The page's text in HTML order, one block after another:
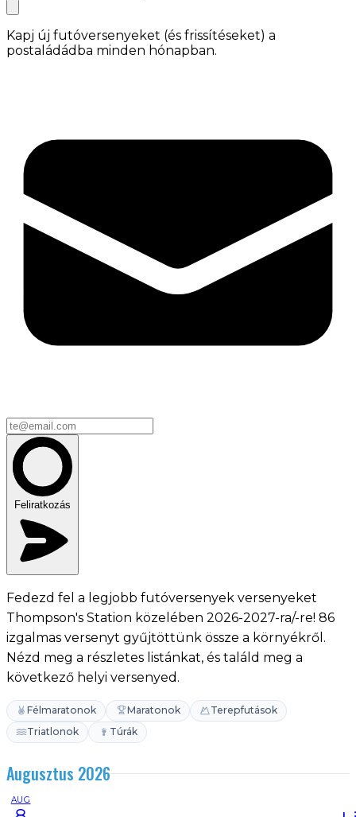
Kapj új futóversenyeket (és frissítéseket) a
postaládádba minden hónapban.
Feliratkozás
Fedezd fel a legjobb futóversenyek versenyeket
Thompson's Station közelében 2026-2027-ra/-re! 86
izgalmas versenyt gyűjtöttünk össze a környékről.
Nézd meg a részletes listánkat, és találd meg a
következő helyi versenyed.
Félmaratonok Maratonok
Terepfutások
Triatlonok
Túrák
Augusztus 2026
AUG